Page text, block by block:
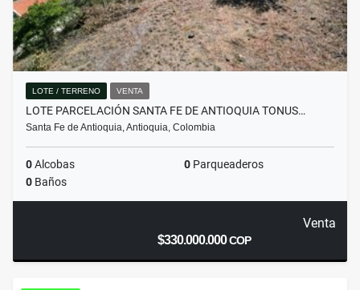
LOTE / TERRENO VENTA
LOTE PARCELACIÓN SANTA FE DE ANTIOQUIA TONUS…
Santa Fe de Antioquia, Antioquia, Colombia
0Alcobas 0 Parqueaderos
0 Baños
Venta
$330.000.000COP